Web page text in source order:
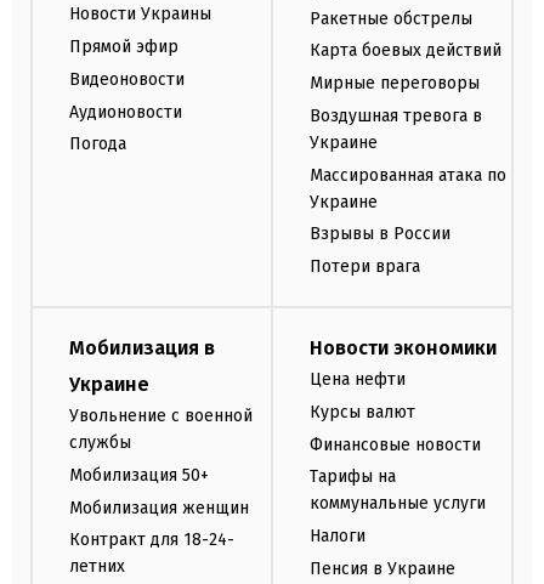
Новости Украины
Прямой эфир
Видеоновости
Аудионовости
Погода
Ракетные обстрелы
Карта боевых действий
Мирные переговоры
Воздушная тревога в
Украине
Массированная атака по
Украине
Взрывы в России
Потери врага
Мобилизация в
Украине
Увольнение с военной
службы
Мобилизация 50+
Мобилизация женщин
Контракт для 18-24-
летних
Новости экономики
Цена нефти
Курсы валют
Финансовые новости
Тарифы на
коммунальные услуги
Налоги
Пенсия в Украине